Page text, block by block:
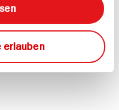
erlauben